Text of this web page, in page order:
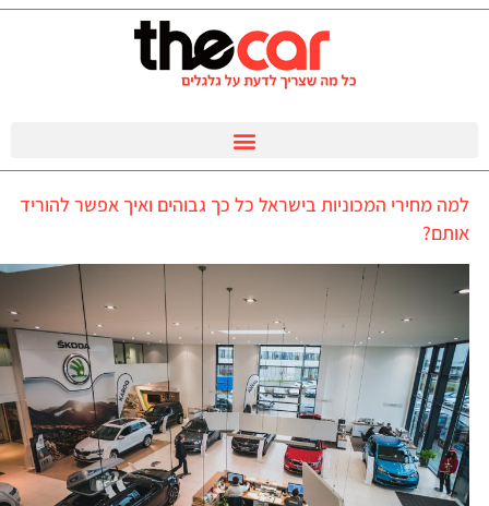
למה מחירי המכוניות בישראל כל כך גבוהים ואיך אפשר להוריד
אותם?